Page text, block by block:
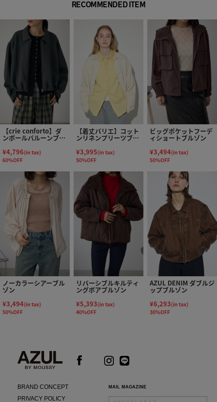
RECOMMENDED ITEM
【crie conforto】ダ
ンボールバルーンブル
ゾン
¥4,796(in tax)
60%OFF
【着丈バリエ】コット
ンリネンプリーツブル
¥3,995(in tax)
50%OFF
ビッグポケットフーデ
ィショートブルゾン
¥3,494(in tax)
50%OFF
ノーカラーシアーブル
ゾン
¥3,494(in tax)
50%OFF
リバーシブルキルティ
ングボアブルゾン
¥5,393(in tax)
40%OFF
AZUL DENIM ダブルジ
ップブルゾン
¥6,293(in tax)
30%OFF
BRAND CONCEPT
PRIVACY POLICY
MAIL MAGAZINE